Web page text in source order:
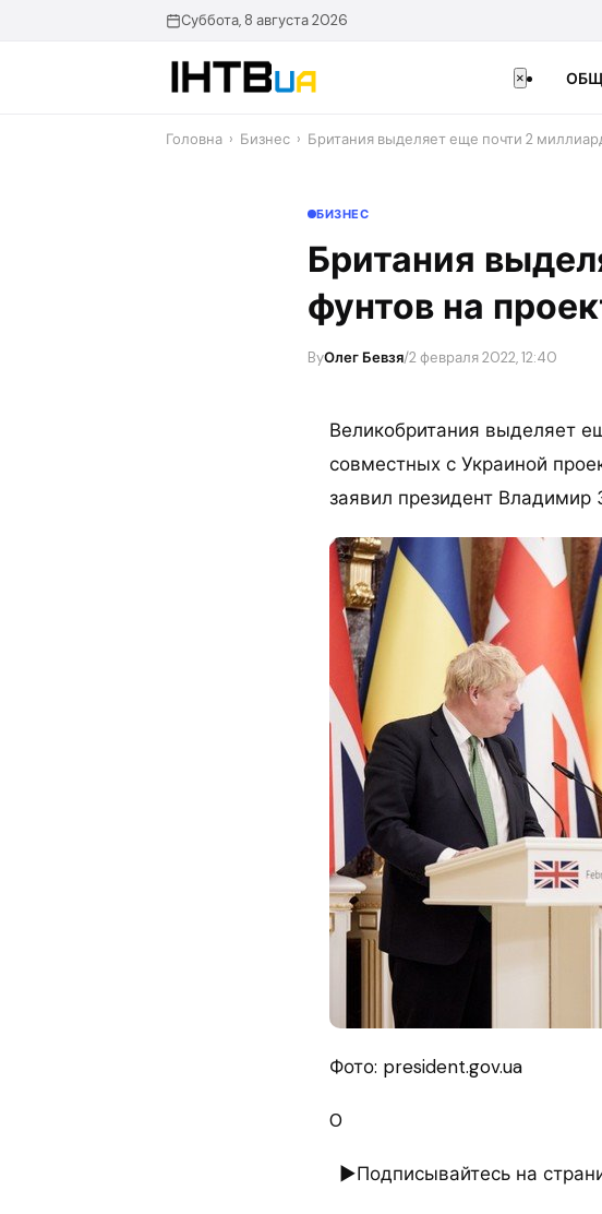
Суббота, 8 августа 2026
×
Головна › Бизнес › Британия выделяет еще почти 2
БИЗНЕС
Британия
фунтов на
ByОлег Бевзя/2 февраля 2022, 12:40
Великобритания выделяет
совместных с Украиной
заявил президент Владимир
Фото: president.gov.ua
0
►Подписывайтесь на